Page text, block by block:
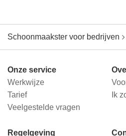
Schoonmaakster voor bedrijven
Onze service
Werkwijze
Tarief
Veelgestelde vragen
Ik
Regelgeving